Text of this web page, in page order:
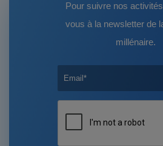
Pour suivre nos
vous à la newsletter de
millénaire.